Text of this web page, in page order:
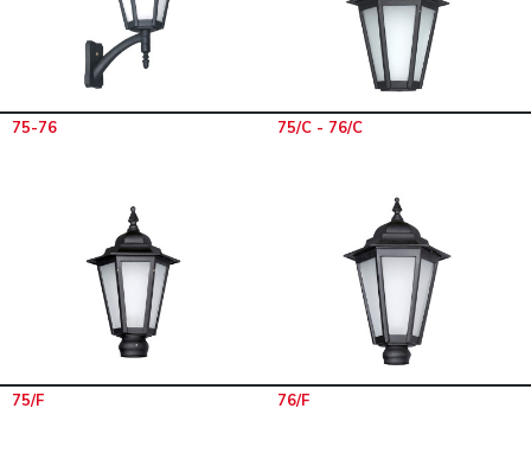
75-76 75/C - 76/C
75/F 76/F